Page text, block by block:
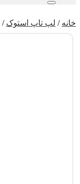
خانه / لپ تاپ استوک /